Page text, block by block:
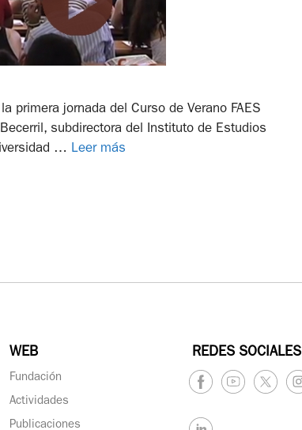
primera jornada del Curso de Verano FAES
subdirectora del Instituto de Estudios
… Leer más
WEB
Fundación
Actividades
Publicaciones
REDES SOCIALES